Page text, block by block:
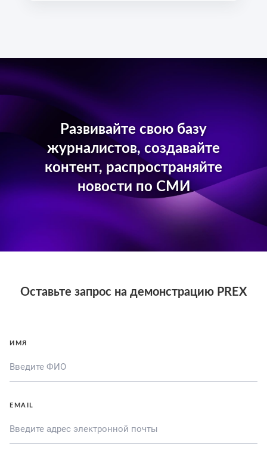
Развивайте свою базу
журналистов, создавайте
контент, распространяйте
новости по СМИ
Оставьте запрос на демонстрацию PREX
ИМЯ
EMAIL